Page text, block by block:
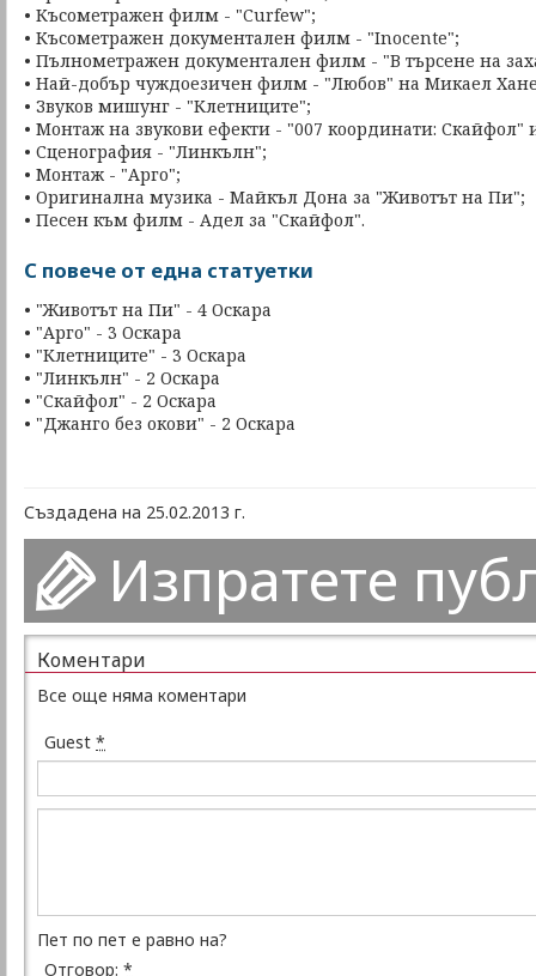
• Късометражен филм - "Curfew";
• Късометражен документален филм - "Inocente";
• Пълнометражен документален филм - "В търсене на
• Най-добър чуждоезичен филм - "Любов" на Микаел
• Звуков мишунг - "Клетниците";
• Монтаж на звукови ефекти - "007 координати:
• Сценография - "Линкълн";
• Монтаж - "Арго";
• Оригинална музика - Майкъл Дона за "Животът на Пи";
• Песен към филм - Адел за "Скайфол".
С повече от една статуетки
• "Животът на Пи" - 4 Оскара
• "Арго" - 3 Оскара
• "Клетниците" - 3 Оскара
• "Линкълн" - 2 Оскара
• "Скайфол" - 2 Оскара
• "Джанго без окови" - 2 Оскара
Създадена на 25.02.2013 г.
Изпратете
Коментари
Все още няма коментари
Guest *
Пет по пет е равно на?
Отговор: *